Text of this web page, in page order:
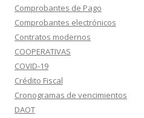
Comprobantes de Pago
Comprobantes electrónicos
Contratos modernos
COOPERATIVAS
COVID-19
Crédito Fiscal
Cronogramas de vencimientos
DAOT